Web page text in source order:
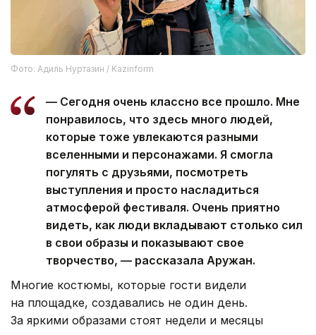
Фото: Адиль Нуртазин / Kazinform
— Сегодня очень классно все прошло. Мне
понравилось, что здесь много людей,
которые тоже увлекаются разными
вселенными и персонажами. Я смогла
погулять с друзьями, посмотреть
выступления и просто насладиться
атмосферой фестиваля. Очень приятно
видеть, как люди вкладывают столько сил
в свои образы и показывают свое
творчество, — рассказала Аружан.
Многие костюмы, которые гости видели
на площадке, создавались не один день.
За яркими образами стоят недели и месяцы